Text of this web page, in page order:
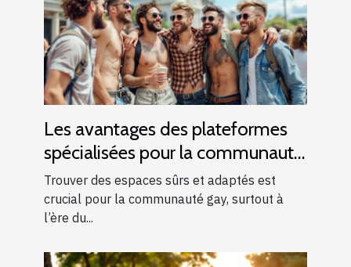
Les avantages des plateformes
spécialisées pour la communauté
gay
Trouver des espaces sûrs et adaptés est
crucial pour la communauté gay, surtout à
l’ère du...